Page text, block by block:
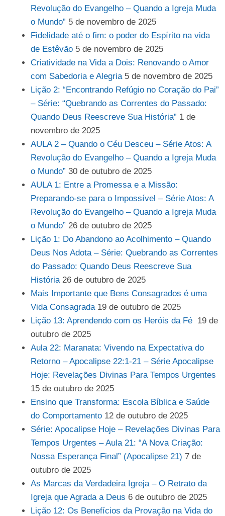
Revolução do Evangelho – Quando a Igreja Muda
o Mundo” 5 de novembro de 2025
Fidelidade até o fim: o poder do Espírito na vida
de Estêvão 5 de novembro de 2025
Criatividade na Vida a Dois: Renovando o Amor
com Sabedoria e Alegria 5 de novembro de 2025
Lição 2: “Encontrando Refúgio no Coração do Pai”
– Série: “Quebrando as Correntes do Passado:
Quando Deus Reescreve Sua História” 1 de
novembro de 2025
AULA 2 – Quando o Céu Desceu – Série Atos: A
Revolução do Evangelho – Quando a Igreja Muda
o Mundo” 30 de outubro de 2025
AULA 1: Entre a Promessa e a Missão:
Preparando-se para o Impossível – Série Atos: A
Revolução do Evangelho – Quando a Igreja Muda
o Mundo” 26 de outubro de 2025
Lição 1: Do Abandono ao Acolhimento – Quando
Deus Nos Adota – Série: Quebrando as Correntes
do Passado: Quando Deus Reescreve Sua
História 26 de outubro de 2025
Mais Importante que Bens Consagrados é uma
Vida Consagrada 19 de outubro de 2025
Lição 13: Aprendendo com os Heróis da Fé 19 de
outubro de 2025
Aula 22: Maranata: Vivendo na Expectativa do
Retorno – Apocalipse 22:1-21 – Série Apocalipse
Hoje: Revelações Divinas Para Tempos Urgentes
15 de outubro de 2025
Ensino que Transforma: Escola Bíblica e Saúde
do Comportamento 12 de outubro de 2025
Série: Apocalipse Hoje – Revelações Divinas Para
Tempos Urgentes – Aula 21: “A Nova Criação:
Nossa Esperança Final” (Apocalipse 21) 7 de
outubro de 2025
As Marcas da Verdadeira Igreja – O Retrato da
Igreja que Agrada a Deus 6 de outubro de 2025
Lição 12: Os Benefícios da Provação na Vida do